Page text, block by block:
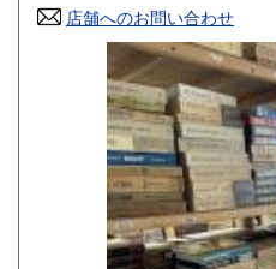
高知県 800円
800円
800円
800円
1,500円
店舗へのお問い合わせ